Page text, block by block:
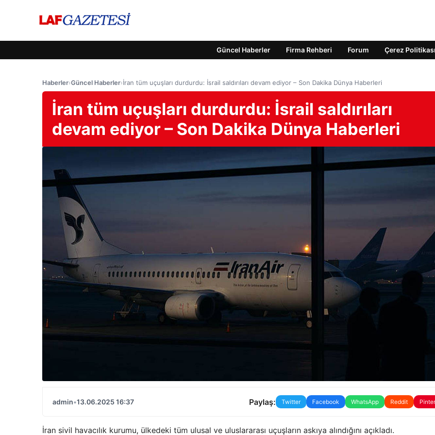
Güncel Haberler Firma Rehberi Forum Çerez Politikası
Haberler›Güncel Haberler›İran tüm uçuşları durdurdu: İsrail saldırıları devam ediyor – Son Dakika Dünya Haberleri
İran tüm uçuşları durdurdu: İsrail saldırıları
devam ediyor – Son Dakika Dünya Haberleri
admin•13.06.2025 16:37 Paylaş: Twitter Facebook WhatsApp Reddit
İran sivil havacılık kurumu, ülkedeki tüm ulusal ve uluslararası uçuşların askıya alındığını açıkladı.